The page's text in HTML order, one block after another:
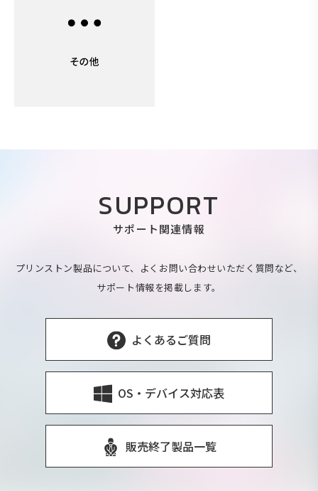
SUPPORT
サポート関連情報
プリンストン製品について、よくお問い合わせいただく質問など、
サポート情報を掲載します。
よくあるご質問
OS・デバイス対応表
販売終了製品一覧